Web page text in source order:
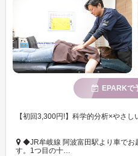
EPARKで
◆JR牟岐線 阿波富田駅より車でお
す。1つ目の十…